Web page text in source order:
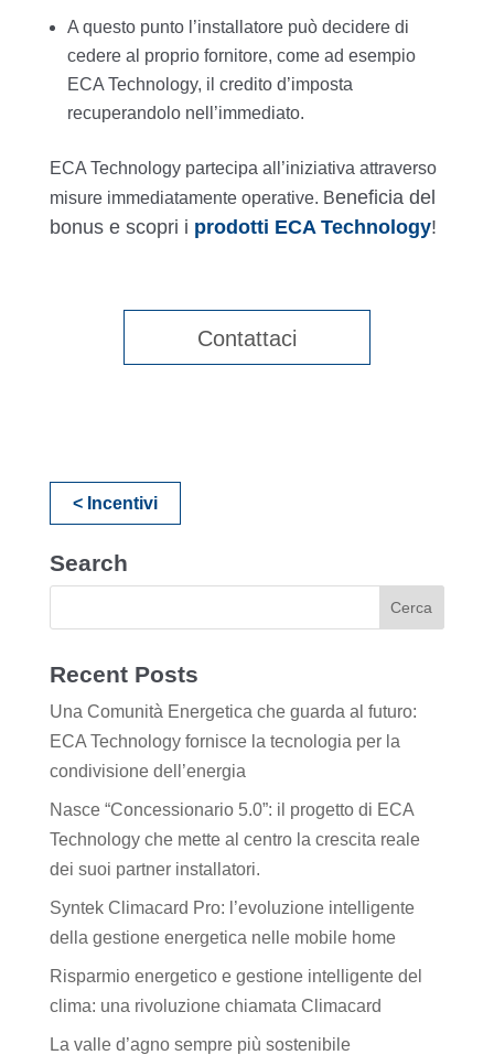
A questo punto l’installatore può decidere di
cedere al proprio fornitore, come ad esempio
ECA Technology, il credito d’imposta
recuperandolo nell’immediato.
ECA Technology partecipa all’iniziativa attraverso
misure immediatamente operative. Beneficia del
bonus e scopri i prodotti ECA Technology!
Contattaci
< Incentivi
Search
Recent Posts
Una Comunità Energetica che guarda al futuro:
ECA Technology fornisce la tecnologia per la
condivisione dell’energia
Nasce “Concessionario 5.0”: il progetto di ECA
Technology che mette al centro la crescita reale
dei suoi partner installatori.
Syntek Climacard Pro: l’evoluzione intelligente
della gestione energetica nelle mobile home
Risparmio energetico e gestione intelligente del
clima: una rivoluzione chiamata Climacard
La valle d’agno sempre più sostenibile